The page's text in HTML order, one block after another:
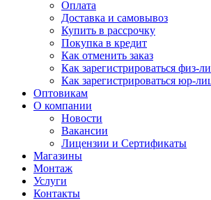
Оплата
Доставка и самовывоз
Купить в рассрочку
Покупка в кредит
Как отменить заказ
Как зарегистрироваться физ-
Как зарегистрироваться юр-
Оптовикам
О компании
Новости
Вакансии
Лицензии и Сертификаты
Магазины
Монтаж
Услуги
Контакты